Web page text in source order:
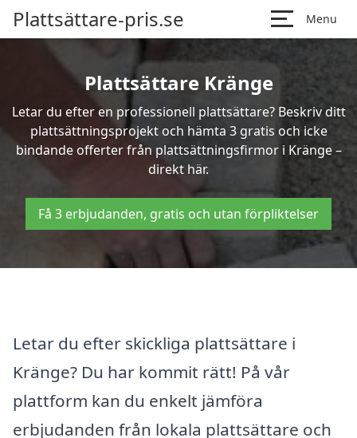
Plattsättare-pris.se Menu
Plattsättare Kränge
Letar du efter en professionell plattsättare? Beskriv ditt
plattsättningsprojekt och hämta 3 gratis och icke
bindande offerter från plattsättningsfirmor i Kränge –
direkt här.
Få 3 erbjudanden, gratis och utan förpliktelser
Letar du efter skickliga plattsättare i
Kränge? Du har kommit rätt! På vår
plattform kan du enkelt jämföra
erbjudanden från lokala plattsättare och